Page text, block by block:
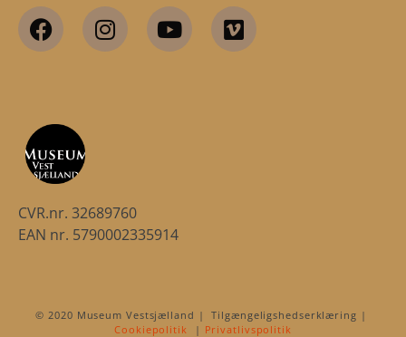
CVR.nr. 32689760
EAN nr. 5790002335914
© 2020 Museum Vestsjælland | Tilgængeligshedserklæring |
Cookiepolitik | Privatlivspolitik